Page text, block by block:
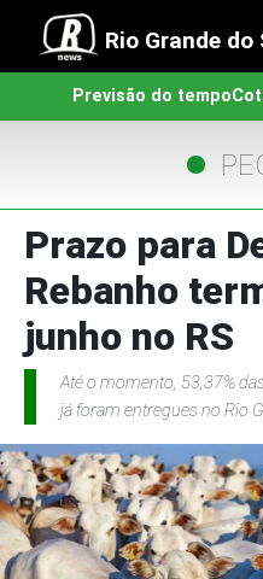
Rio Grande do
Previsão do tempo
Prazo para
Rebanho
junho no RS
Até o momento, 53,37%
já foram entregues no Rio